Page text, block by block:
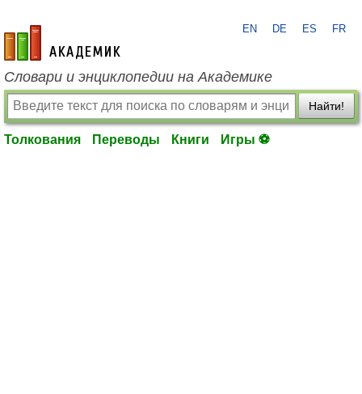
academic.ru
EN DE ES FR
Словари и энциклопедии на Академике
Найти!
Толкования Переводы Книги Игры ⚽